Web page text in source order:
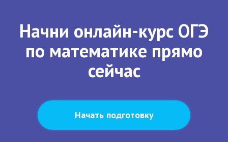
Начни онлайн-курс ОГЭ
по математике прямо
сейчас
Начать подготовку